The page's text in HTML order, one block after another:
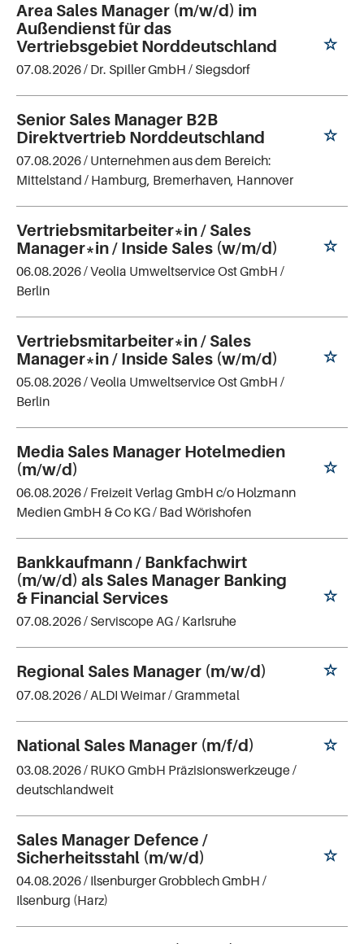
Area Sales Manager (m/w/d) im
Außendienst für das
Vertriebsgebiet Norddeutschland
07.08.2026 / Dr. Spiller GmbH / Siegsdorf
Senior Sales Manager B2B
Direktvertrieb Norddeutschland
07.08.2026 / Unternehmen aus dem Bereich:
Mittelstand / Hamburg, Bremerhaven, Hannover
Vertriebsmitarbeiter*in / Sales
Manager*in / Inside Sales (w/m/d)
06.08.2026 /Veolia Umweltservice Ost GmbH /
Berlin
Vertriebsmitarbeiter*in / Sales
Manager*in / Inside Sales (w/m/d)
05.08.2026 /Veolia Umweltservice Ost GmbH /
Berlin
Media Sales Manager Hotelmedien
(m/w/d)
06.08.2026 / Freizeit Verlag GmbH c/o Holzmann
Medien GmbH & Co KG/ Bad Wörishofen
Bankkaufmann / Bankfachwirt
(m/w/d) als Sales Manager Banking
& Financial Services
07.08.2026 / Serviscope AG/ Karlsruhe
Regional Sales Manager (m/w/d)
07.08.2026 /ALDI Weimar/ Grammetal
National Sales Manager (m/f/d)
03.08.2026 / RUKO GmbH Präzisionswerkzeuge/
deutschlandweit
Sales Manager Defence /
Sicherheitsstahl (m/w/d)
04.08.2026 / Ilsenburger Grobblech GmbH /
Ilsenburg (Harz)